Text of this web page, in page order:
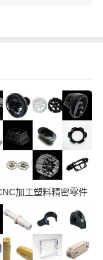
加工塑料精密零件